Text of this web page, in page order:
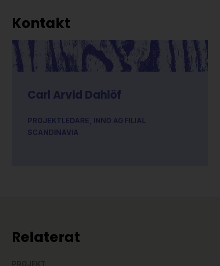
Kontakt
Carl Arvid Dahlöf
PROJEKTLEDARE, INNO AG FILIAL
SCANDINAVIA
Relaterat